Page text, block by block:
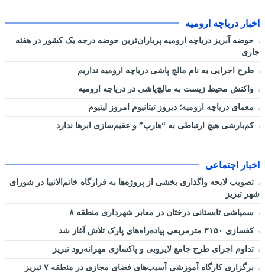
اخبار دریاچه ارومیه
حوضه آبریز دریاچه ارومیه پرباران‌ترین حوضه‌ درجه یک کشور در هفته
جاری
طرح اجرایی به نام مالچ پاشی دریاچه ارومیه نداریم
واکنش محیط زیست به مالچ‌پاشی در دریاچه ارومیه
معمای دریاچه ارومیه؛ دیروز تیتانیوم امروز لیتیوم
کم‌بارشی هیچ ارتباطی به “هارپ” و عقیم‌سازی ابرها ندارد
اخبار اجتماعی
تصویب لایحه واگذاری بخشی از پروژه‌ها به قرارگاه خاتم‌الانبیا در شورای
شهر تبریز
سمپاشی تابستانی درختان در معابر شهرداری منطقه ۸
کفسازی ۳۱۵۰ مترمربعی پیاده‌راه‌های پارک تلاش آغاز شد
تداوم اجرای طرح جامع لایروبی و پاکسازی مهرانه‌رود تبریز
برگزاری کارگاه آموزشی آسیب‌های فضای مجازی در منطقه ۷ تبریز